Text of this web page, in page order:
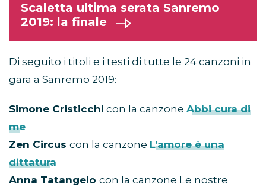
Scaletta ultima serata Sanremo
2019: la finale
Di seguito i titoli e i testi di tutte le 24 canzoni in
gara a Sanremo 2019:
Simone Cristicchi con la canzone Abbi cura di
me
Zen Circus con la canzone L’amore è una
dittatura
Anna Tatangelo con la canzone Le nostre